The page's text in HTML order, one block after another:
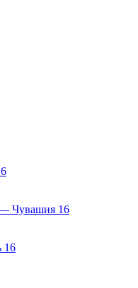
— Чувашия 16
16